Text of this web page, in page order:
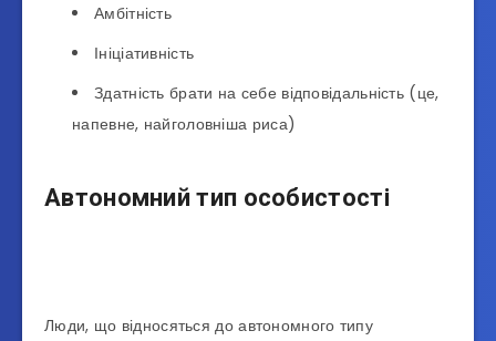
Амбітність
Ініціативність
Здатність брати на себе відповідальність (це,
напевне, найголовніша риса)
Автономний тип особистості
Люди, що відносяться до автономного типу